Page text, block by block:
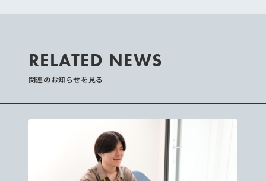
RELATED NEWS
関連のお知らせを見る